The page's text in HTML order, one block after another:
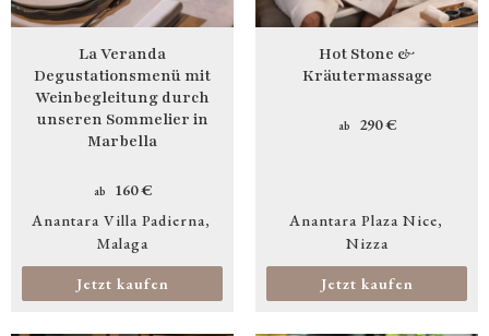
La Veranda
Degustationsmenü mit
Weinbegleitung durch
unseren Sommelier in
Marbella
ab
160 €
Anantara Villa Padierna
Malaga
Jetzt kaufen
Hot Stone &
Kräutermassage
ab 290 €
Anantara Plaza Nice
Nizza
Jetzt kaufen